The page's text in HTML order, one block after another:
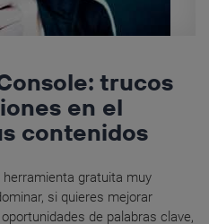
trucos
en el
contenidos
herramienta gratuita muy
si quieres mejorar
de palabras clave,